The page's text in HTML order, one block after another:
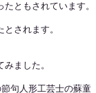
ともされています。
されます。
ました。
句人形工芸士の蘇童